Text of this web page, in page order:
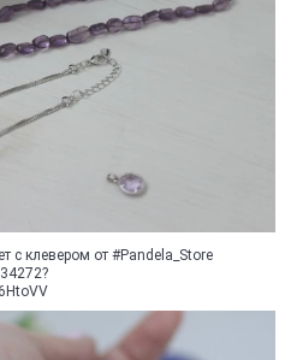
с клевером от #Pandela_Store